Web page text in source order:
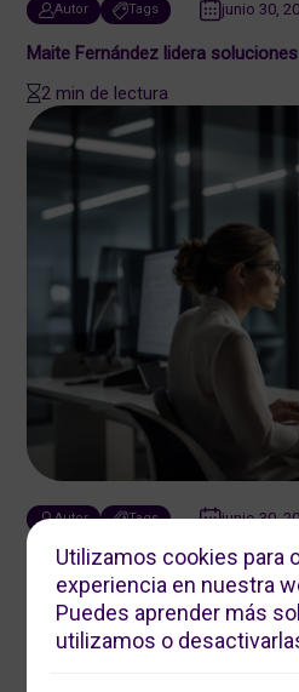
Autor Tags junio 30,
Maite Fernández lidera
2 min de lectura
Autor Tags junio 30,
Innovación y Personalización en
3 min de lectura
Utilizamos cookies para
experiencia en nuestra
Puedes aprender más
utilizamos o